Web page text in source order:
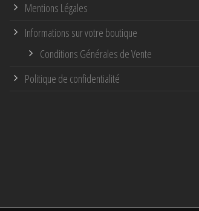
Mentions Légales
Informations sur votre boutique
Conditions Générales de Vente
Politique de confidentialité